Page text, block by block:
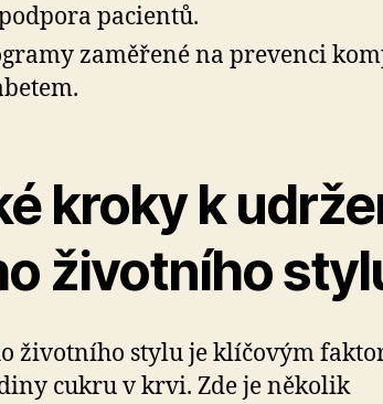
pacientů.
zaměřené na prevenci
kroky k
životního
životního stylu je klíčovým
cukru v krvi. Zde je několik